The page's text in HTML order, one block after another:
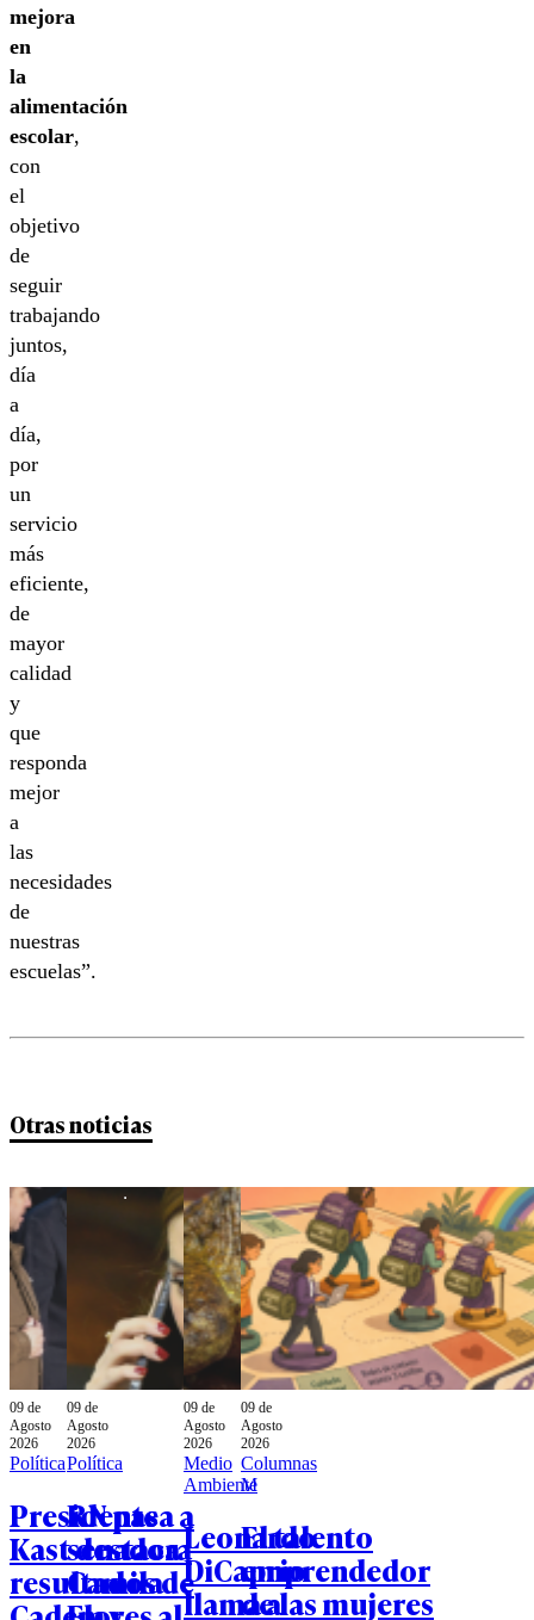
mejora
en
la
alimentación
escolar,
con
el
objetivo
de
seguir
trabajando
juntos,
día
a
día,
por
un
servicio
más
eficiente,
de
mayor
calidad
y
que
responda
mejor
a
las
necesidades
de
nuestras
escuelas”.
Otras noticias
09 de
Agosto
2026
Política
Presidente
Kast destaca
resultados de
09 de
Agosto
2026
Política
RN pasa a
senadora
Camila
09 de
Agosto
2026
Medio
Ambiente
Leonardo
DiCaprio
llama a
09 de
Agosto
2026
Columnas
M
El talento
emprendedor
de las mujeres